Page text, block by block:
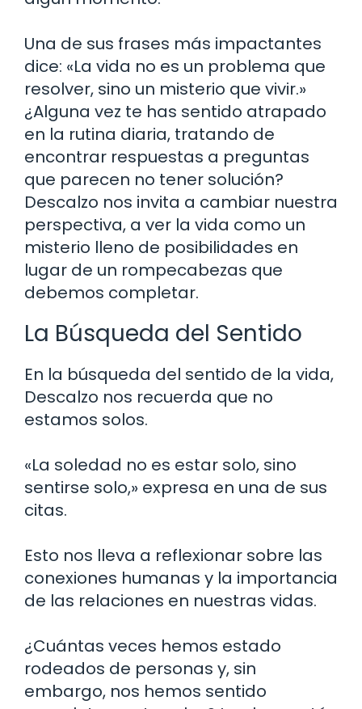
Una de sus frases más impactantes
dice: «La vida no es un problema que
resolver, sino un misterio que vivir.»
¿Alguna vez te has sentido atrapado
en la rutina diaria, tratando de
encontrar respuestas a preguntas
que parecen no tener solución?
Descalzo nos invita a cambiar nuestra
perspectiva, a ver la vida como un
misterio lleno de posibilidades en
lugar de un rompecabezas que
debemos completar.
La Búsqueda del Sentido
En la búsqueda del sentido de la vida,
Descalzo nos recuerda que no
estamos solos.
«La soledad no es estar solo, sino
sentirse solo,» expresa en una de sus
citas.
Esto nos lleva a reflexionar sobre las
conexiones humanas y la importancia
de las relaciones en nuestras vidas.
¿Cuántas veces hemos estado
rodeados de personas y, sin
embargo, nos hemos sentido